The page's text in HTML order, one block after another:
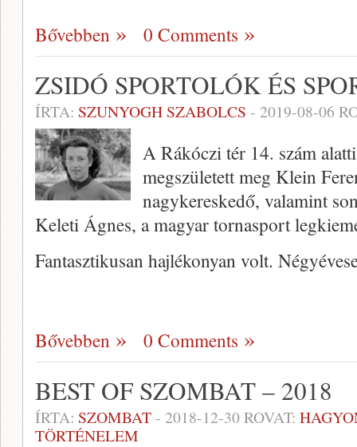
Bővebben 0 Comments
ZSIDÓ SPORTOLÓK ÉS
ÍRTA: SZUNYOGH SZABOLCS - 2019-08-06
A Rákóczi tér 14. szám
megszületett meg Klein
nagykereskedő, valamint
Keleti Ágnes, a magyar tornasport
Fantasztikusan hajlékonyan volt.
Bővebben 0 Comments
BEST OF SZOMBAT – 2018
ÍRTA: SZOMBAT- 2018-12-30ROVAT:
TÖRTÉNELEM